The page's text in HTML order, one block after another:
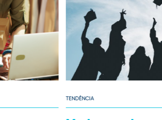
TENDÊNCIA